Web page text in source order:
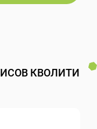
КВОЛИТИ